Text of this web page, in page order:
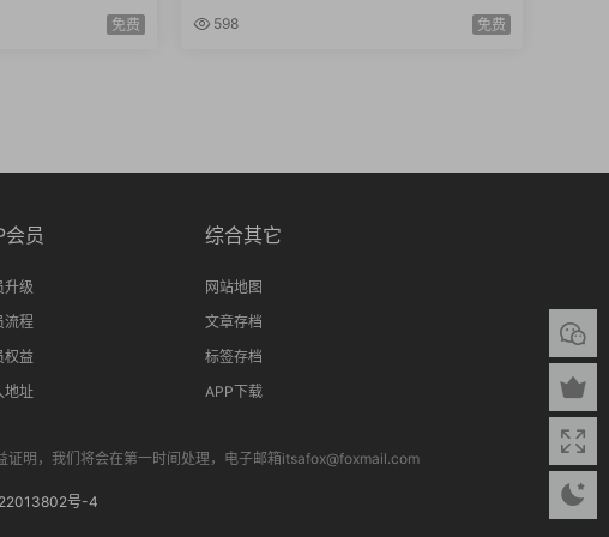
免费
书套装
598 免费
会员
升级
流程
权益
地址
综合其它
网站地图
文章存档
标签存档
APP下载
明，我们将会在第一时间处理，电子邮箱itsafox@foxmail.com
号-4